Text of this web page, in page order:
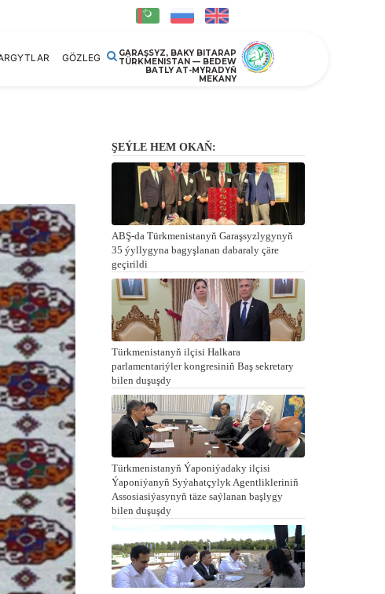
GÖZLEG
GARAŞSYZ, BAKY BITARAP
TÜRKMENISTAN — BEDEW
BATLY AT-MYRADYŇ
MEKANY
ŞEÝLE HEM OKAŇ:
ABŞ-da Türkmenistanyň Garaşsyzlygynyň
35 ýyllygyna bagyşlanan dabaraly çäre
geçirildi
Türkmenistanyň ilçisi Halkara
parlamentariýler kongresiniň Baş sekretary
bilen duşuşdy
Türkmenistanyň Ýaponiýadaky ilçisi
Ýaponiýanyň Syýahatçylyk Agentlikleriniň
Assosiasiýasynyň täze saýlanan başlygy
bilen duşuşdy